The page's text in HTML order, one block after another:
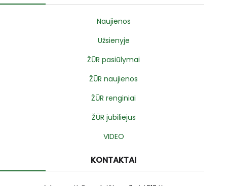
Naujienos
Užsienyje
ŽŪR pasiūlymai
ŽŪR naujienos
ŽŪR renginiai
ŽŪR jubiliejus
VIDEO
KONTAKTAI